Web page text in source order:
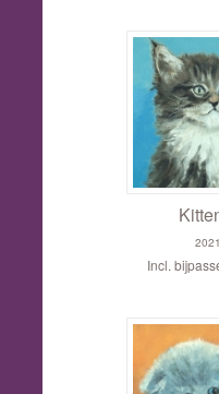
2021
Incl.